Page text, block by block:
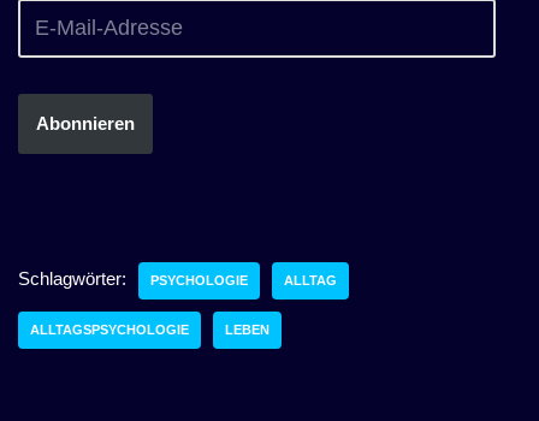
Abonnieren
Schlagwörter: PSYCHOLOGIE ALLTAG
ALLTAGSPSYCHOLOGIE LEBEN